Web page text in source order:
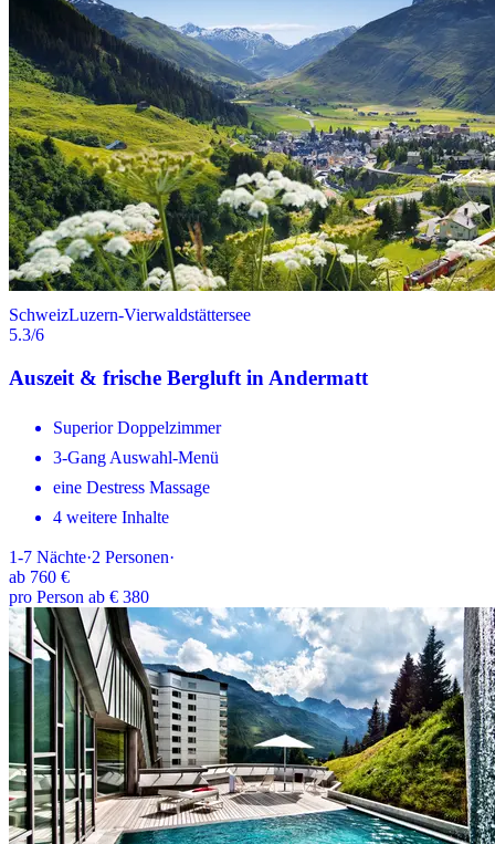
SchweizLuzern-Vierwaldstättersee
5.3/6
Auszeit & frische Bergluft in Andermatt
Superior Doppelzimmer
3-Gang Auswahl-Menü
eine Destress Massage
4 weitere Inhalte
1-7 Nächte·2 Personen·
ab 760 €
pro Person ab € 380